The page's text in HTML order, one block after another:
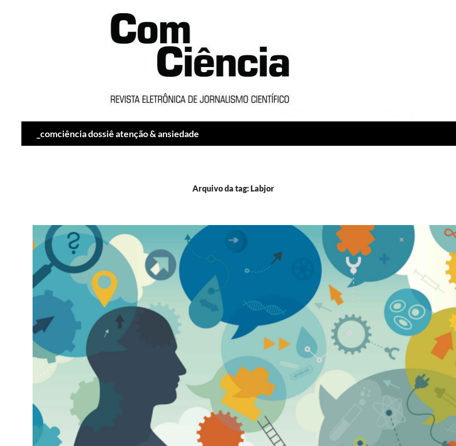
_comciência dossiê atenção & ansiedade
Arquivo da tag: Labjor